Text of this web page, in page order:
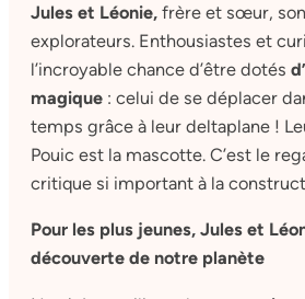
Jules et Léonie, frère et sœur,
explorateurs. Enthousiastes et
l’incroyable chance d’être dotés
magique : celui de se déplacer
temps grâce à leur deltaplane !
Pouic est la mascotte. C’est le
critique si important à la
Pour les plus jeunes, Jules et
découverte de notre planète